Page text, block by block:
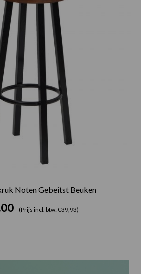
Noten Gebeitst Beuken
(Prijs incl. btw: €39,93)